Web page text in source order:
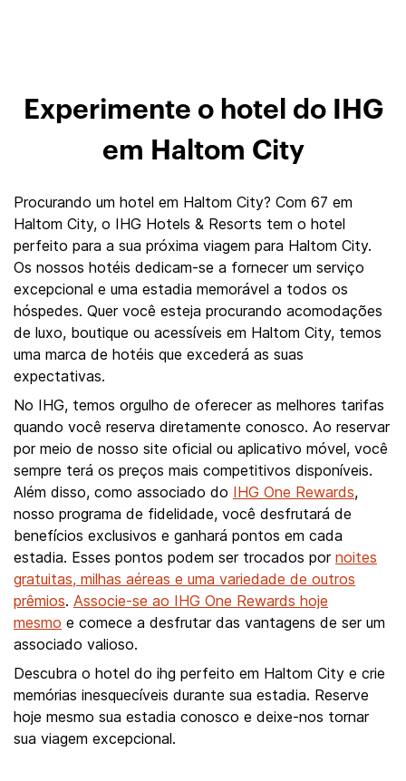
Experimente o hotel do IHG
em Haltom City
Procurando um hotel em Haltom City? Com 67 em
Haltom City, o IHG Hotels & Resorts tem o hotel
perfeito para a sua próxima viagem para Haltom City.
Os nossos hotéis dedicam-se a fornecer um serviço
excepcional e uma estadia memorável a todos os
hóspedes. Quer você esteja procurando acomodações
de luxo, boutique ou acessíveis em Haltom City, temos
uma marca de hotéis que excederá as suas
expectativas.
No IHG, temos orgulho de oferecer as melhores tarifas
quando você reserva diretamente conosco. Ao reservar
por meio de nosso site oficial ou aplicativo móvel, você
sempre terá os preços mais competitivos disponíveis.
Além disso, como associado do IHG One Rewards,
nosso programa de fidelidade, você desfrutará de
benefícios exclusivos e ganhará pontos em cada
estadia. Esses pontos podem ser trocados por noites
gratuitas, milhas aéreas e uma variedade de outros
prêmios. Associe-se ao IHG One Rewards hoje
mesmo e comece a desfrutar das vantagens de ser um
associado valioso.
Descubra o hotel do ihg perfeito em Haltom City e crie
memórias inesquecíveis durante sua estadia. Reserve
hoje mesmo sua estadia conosco e deixe-nos tornar
sua viagem excepcional.